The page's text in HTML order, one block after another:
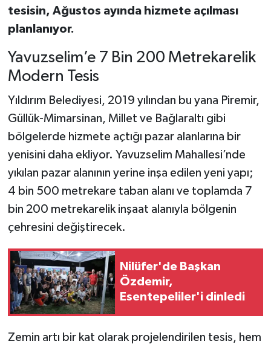
tesisin, Ağustos ayında hizmete açılması
planlanıyor.
Yavuzselim’e 7 Bin 200 Metrekarelik
Modern Tesis
Yıldırım Belediyesi, 2019 yılından bu yana Piremir,
Güllük-Mimarsinan, Millet ve Bağlaraltı gibi
bölgelerde hizmete açtığı pazar alanlarına bir
yenisini daha ekliyor. Yavuzselim Mahallesi’nde
yıkılan pazar alanının yerine inşa edilen yeni yapı;
4 bin 500 metrekare taban alanı ve toplamda 7
bin 200 metrekarelik inşaat alanıyla bölgenin
çehresini değiştirecek.
Nilüfer'de Başkan
Özdemir,
Esentepeliler'i dinledi
Zemin artı bir kat olarak projelendirilen tesis, hem